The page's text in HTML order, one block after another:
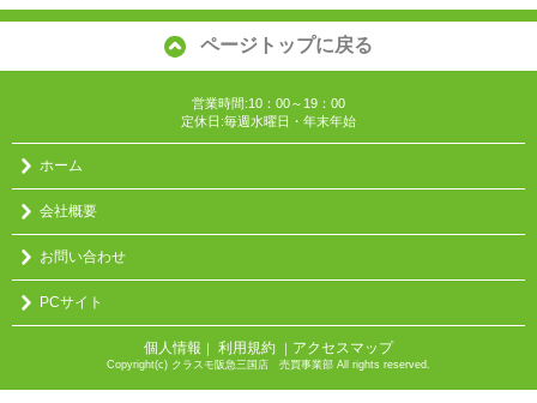
ページトップに戻る
営業時間:10：00～19：00
定休日:毎週水曜日・年末年始
ホーム
会社概要
お問い合わせ
PCサイト
個人情報 ｜ 利用規約 ｜ アクセスマップ
Copyright(c) クラスモ阪急三国店 売買事業部 All rights reserved.